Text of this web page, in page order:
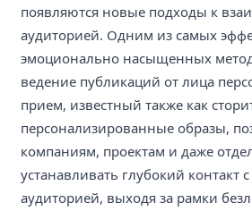
появляются новые подходы к
аудиторией. Одним из самых
эмоционально насыщенных
ведение публикаций от лица
прием, известный также как
персонализированные образы,
компаниям, проектам и даже
устанавливать глубокий контакт
аудиторией, выходя за рамки